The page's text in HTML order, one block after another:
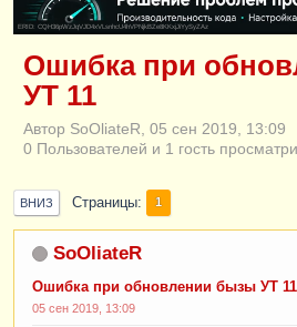
ERID: CQH36pWzJqVJD4xVLsnhcU4hVPNjkBZe8KKxjJiYySyZAz
Ошибка при
УТ 11
Автор SoOliateR, 05 сен 2019, 13:09
0 Пользователей и 1 гость
ВНИЗ Страницы 1
SoOliateR
Ошибка при обновлении бызы УТ 11
05 сен 2019, 13:09